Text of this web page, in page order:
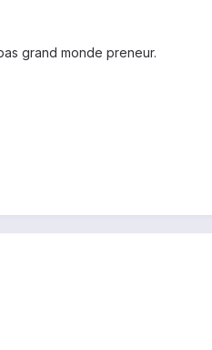
grand monde preneur.